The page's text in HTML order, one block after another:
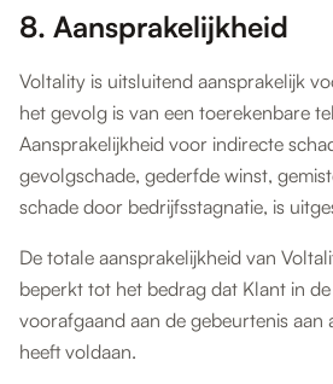
8. Aansprakelijkheid
Voltality is uitsluitend aansprakelijk
het gevolg is van een toerekenbare
Aansprakelijkheid voor indirecte
gevolgschade, gederfde winst,
schade door bedrijfsstagnatie, is
De totale aansprakelijkheid van
beperkt tot het bedrag dat Klant in
voorafgaand aan de gebeurtenis aan
heeft voldaan.